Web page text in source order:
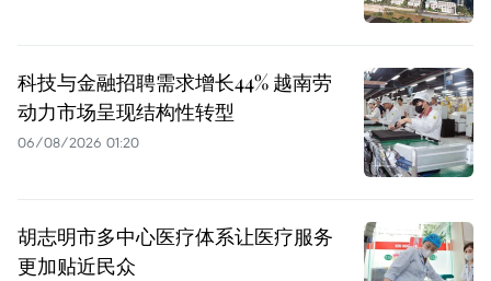
科技与金融招聘需求增长44% 越南劳
动力市场呈现结构性转型
06/08/2026 01:20
胡志明市多中心医疗体系让医疗服务
更加贴近民众